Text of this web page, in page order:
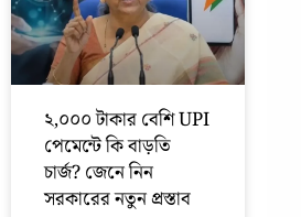
২,০০০ টাকার বেশি UPI
পেমেন্টে কি বাড়তি
চার্জ? জেনে নিন
সরকারের নতুন প্রস্তাব